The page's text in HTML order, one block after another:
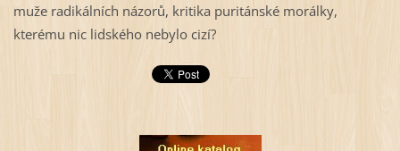
muže radikálních názorů, kritika puritánské morálky,
kterému nic lidského nebylo cizí?